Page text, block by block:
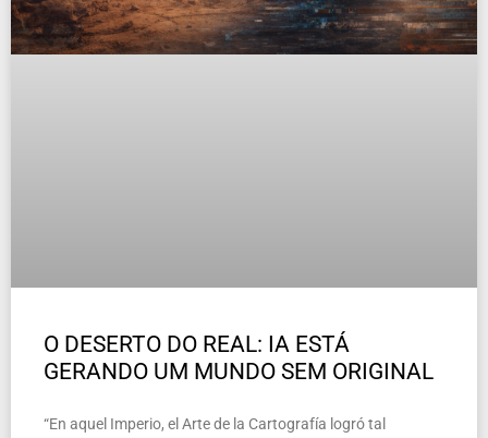
O DESERTO DO REAL: IA ESTÁ
GERANDO UM MUNDO SEM ORIGINAL
“En aquel Imperio, el Arte de la Cartografía logró tal